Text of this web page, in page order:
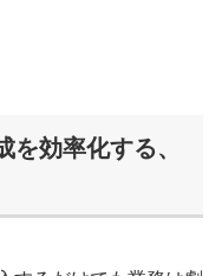
を効率化する、